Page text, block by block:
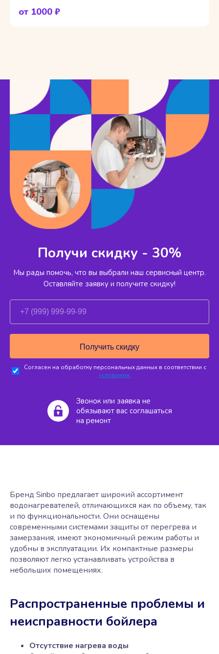
от 1000 ₽
Получи скидку - 30%
Мы рады помочь, что вы выбрали наш сервисный центр.
Оставляйте заявку и получите скидку!
Согласен на обработку персональных данных в соответствии с
условиями.
Звонок или заявка не
обязывают вас соглашаться
на ремонт
Бренд Sinbo предлагает широкий ассортимент
водонагревателей, отличающихся как по объему, так
и по функциональности. Они оснащены
современными системами защиты от перегрева и
замерзания, имеют экономичный режим работы и
удобны в эксплуатации. Их компактные размеры
позволяют легко устанавливать устройства в
небольших помещениях.
Распространенные проблемы и
неисправности бойлера
Отсутствие нагрева воды